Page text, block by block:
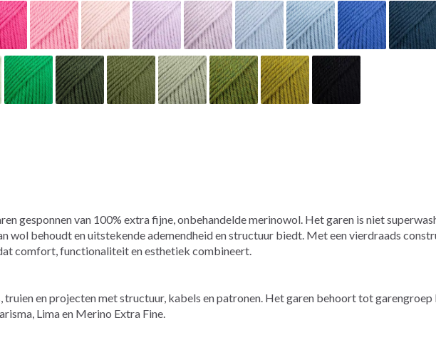
gesponnen van 100% extra fijne, onbehandelde merinowol. Het garen is niet
wol behoudt en uitstekende ademendheid en structuur biedt. Met een vierdraads
comfort, functionaliteit en esthetiek combineert.
en projecten met structuur, kabels en patronen. Het garen behoort tot
Lima en Merino Extra Fine.